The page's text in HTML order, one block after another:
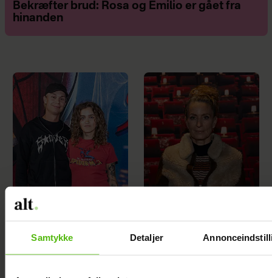
Samtykke Detaljer
Bekræfter brud: Rosa og Emilio er gået fra
hinanden
nyt kapitel med
revser TV 2-